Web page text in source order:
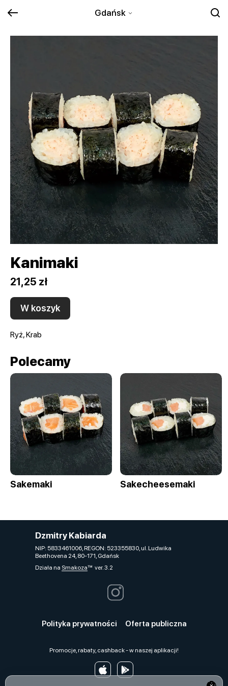
Gdańsk
Kanimaki
21,25 zł
W koszyk
Ryż, Krab
Polecamy
Sakemaki Sakecheesemaki
Dzmitry Kabiarda
NIP: 5833461006, REGON: 523355830, ul. Ludwika
Beethovena 24, 80-171, Gdańsk
Działa na Smakozaver. 3.2
Polityka prywatności Oferta publiczna
Promocje, rabaty, cashback - w naszej aplikacji!